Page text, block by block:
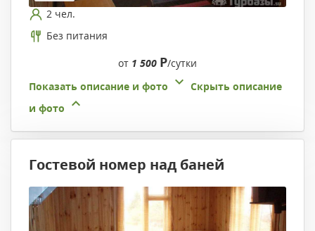
2 чел.
Без питания
от 1 500 Р/сутки
Показать описание и фото
Скрыть описание
и фото
Гостевой номер над баней